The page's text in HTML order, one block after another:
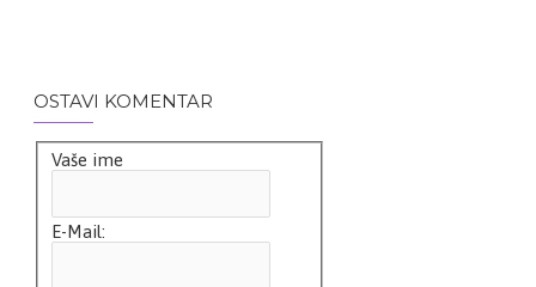
OSTAVI KOMENTAR
Vaše ime
E-Mail: